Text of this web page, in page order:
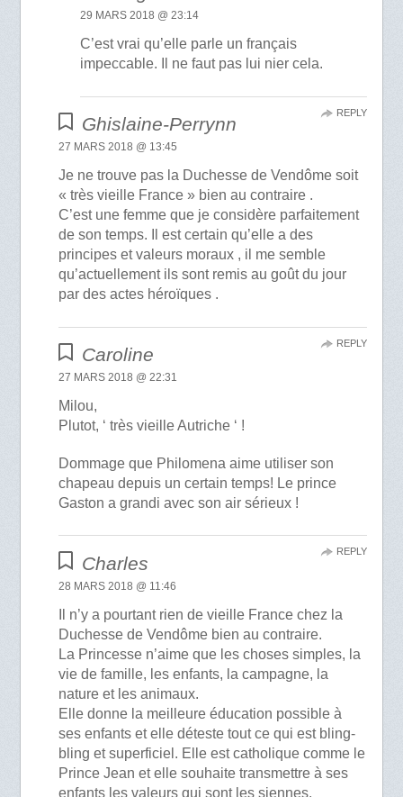
29 MARS 2018 @ 23:14
C’est vrai qu’elle parle un français
impeccable. Il ne faut pas lui nier cela.
Ghislaine-Perrynn
27 MARS 2018 @ 13:45
Je ne trouve pas la Duchesse de Vendôme soit
« très vieille France » bien au contraire .
C’est une femme que je considère parfaitement
de son temps. Il est certain qu’elle a des
principes et valeurs moraux , il me semble
qu’actuellement ils sont remis au goût du jour
par des actes héroïques .
REPLY
Caroline
27 MARS 2018 @ 22:31
Milou,
Plutot, ‘ très vieille Autriche ‘ !
Dommage que Philomena aime utiliser son
chapeau depuis un certain temps! Le prince
Gaston a grandi avec son air sérieux !
REPLY
Charles
28 MARS 2018 @ 11:46
Il n’y a pourtant rien de vieille France chez la
Duchesse de Vendôme bien au contraire.
La Princesse n’aime que les choses simples, la
vie de famille, les enfants, la campagne, la
nature et les animaux.
Elle donne la meilleure éducation possible à
ses enfants et elle déteste tout ce qui est bling-
bling et superficiel. Elle est catholique comme le
Prince Jean et elle souhaite transmettre à ses
enfants les valeurs qui sont les siennes.
REPLY